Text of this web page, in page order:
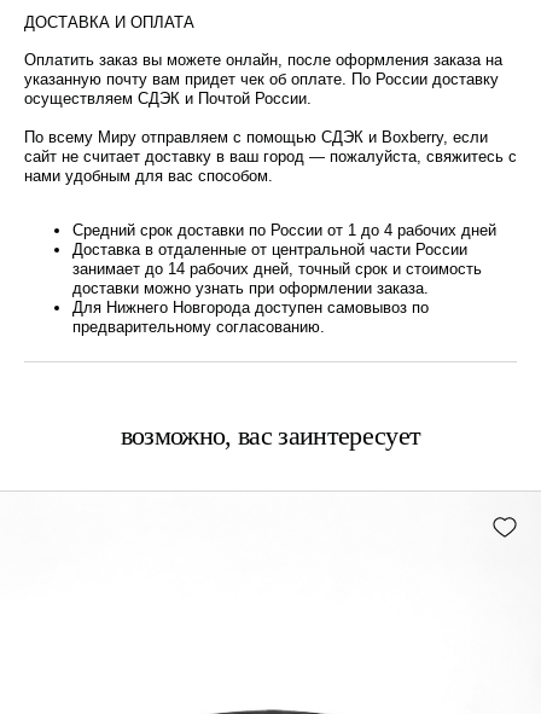
ДОСТАВКА И ОПЛАТА
Оплатить заказ вы можете онлайн, после оформления заказа на
указанную почту вам придет чек об оплате. По России доставку
осуществляем СДЭК и Почтой России.
По всему Миру отправляем с помощью СДЭК и Boxberry, если
сайт не считает доставку в ваш город — пожалуйста, свяжитесь с
нами удобным для вас способом.
Средний срок доставки по России от 1 до 4 рабочих дней
Доставка в отдаленные от центральной части России
занимает до 14 рабочих дней, точный срок и стоимость
доставки можно узнать при оформлении заказа.
Для Нижнего Новгорода доступен самовывоз по
предварительному согласованию.
возможно, вас заинтересует